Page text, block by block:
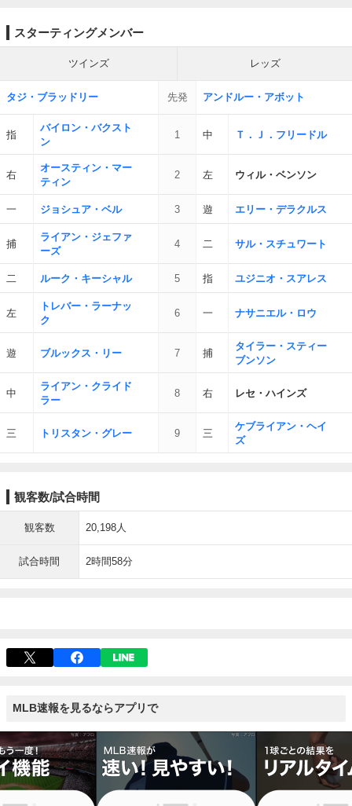
スターティングメンバー
ツインズ レッズ
タジ・ブラッドリー 先発 アンドルー・アボット
指
バイロン・バクスト
ン
1 中 Ｔ．Ｊ．フリードル
右
オースティン・マー
ティン
2 左 ウィル・ベンソン
一 ジョシュア・ベル 3 遊 エリー・デラクルス
捕
ライアン・ジェファ
ーズ
4 二 サル・スチュワート
二 ルーク・キーシャル 5 指 ユジニオ・スアレス
左
トレバー・ラーナッ
ク
6 一 ナサニエル・ロウ
遊 ブルックス・リー 7 捕
タイラー・スティー
ブンソン
中
ライアン・クライド
ラー
8 右 レセ・ハインズ
三 トリスタン・グレー 9 三
ケブライアン・ヘイ
ズ
観客数/試合時間
観客数 20,198人
試合時間 2時間58分
MLB速報を見るならアプリで